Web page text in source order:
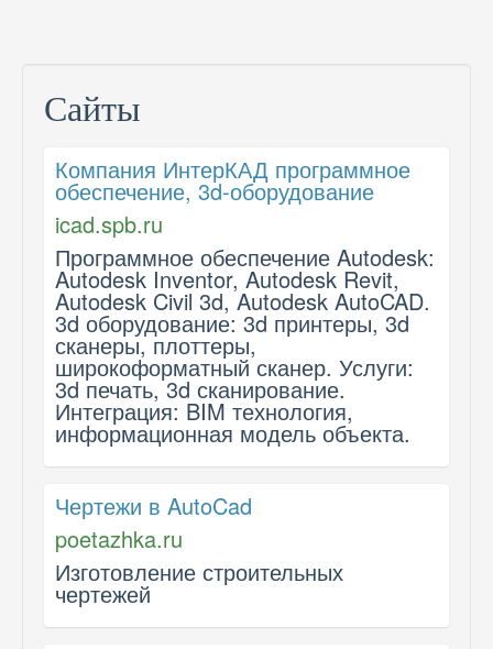
Сайты
Компания ИнтерКАД программное
обеспечение, 3d-оборудование
icad.spb.ru
Программное обеспечение Autodesk:
Autodesk Inventor, Autodesk Revit,
Autodesk Civil 3d, Autodesk AutoCAD.
3d оборудование: 3d принтеры, 3d
сканеры, плоттеры,
широкоформатный сканер. Услуги:
3d печать, 3d сканирование.
Интеграция: BIM технология,
информационная модель объекта.
Чертежи в AutoCad
poetazhka.ru
Изготовление строительных
чертежей